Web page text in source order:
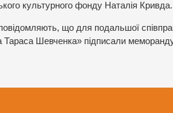
культурного фонду Наталія Кривда.
повідомляють, що для подальшої
Тараса Шевченка» підписали